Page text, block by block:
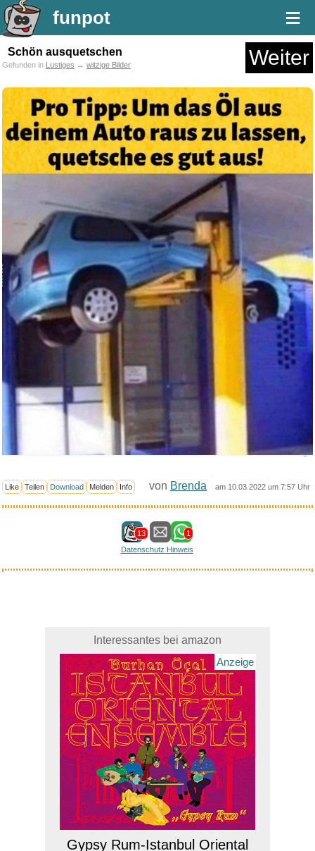
funpot ≡
Schön ausquetschen Weiter
Gefunden in Lustiges → witzige Bilder
Like Teilen Download Melden Info von Brenda am 10.03.2022 um 7:57 Uhr
13
1
Datenschutz Hinweis
Interessantes bei amazon
Gypsy Rum-Istanbul Oriental
En...
Anzeige